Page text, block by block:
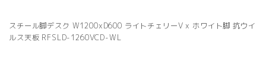
スチール脚デスク W1200xD600 ライトチェリーV x ホワイト脚 抗ウイ
ルス天板 RFSLD-1260VCD-WL